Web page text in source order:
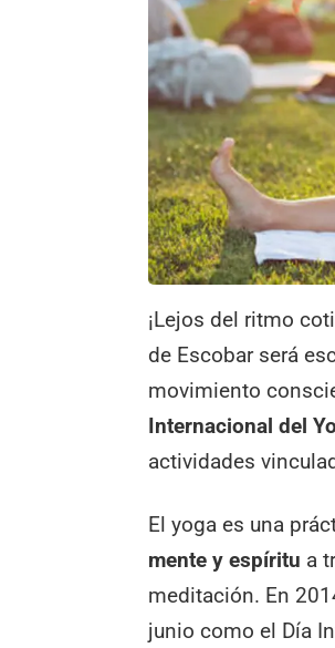
¡Lejos del ritmo
de Escobar será
movimiento
Internacional del
actividades
El yoga es una
mente y espíritu a
meditación. En
junio como el Día